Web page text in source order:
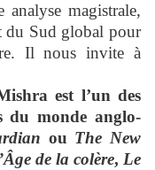
magistrale,
du Sud global pour
Il nous invite à
est l’un des
du monde anglo-
ou The New
de la colère, Le